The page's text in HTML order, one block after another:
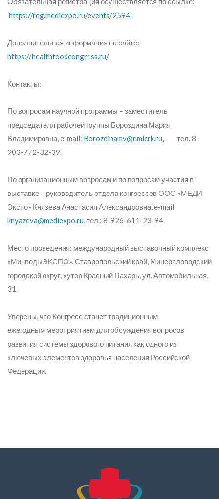
https://reg.mediexpo.ru/events/2594
Дополнительная информация на сайте:
https://healthfoodcongress.ru/
Контакты:
По вопросам научной программы – заместитель
председателя рабочей группы Бороздина Мария
Владимировна, е-mail: Borozdinamv@nmicrk.ru, тел. 8-
903-772-32-39.
По организационным вопросам и по вопросам участия в
выставке – руководитель отдела конгрессов ООО «МЕДИ
Экспо» Князева Анастасия Александровна, е-mail:
knyazeva@mediexpo.ru, тел.: 8-926-611-23-94.
Место проведения: международный выставочный комплекс
«МинводыЭКСПО», Ставропольский край, Минераловодский
городской округ, хутор Красный Пахарь, ул. Автомобильная,
31.
Уверены, что Конгресс станет традиционным
ежегодным мероприятием для обсуждения вопросов
развития системы здорового питания как одного из
ключевых элементов здоровья населения Российской
Федерации.